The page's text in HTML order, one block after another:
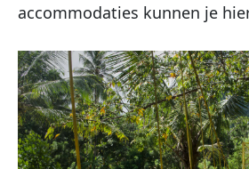
accommodaties kunnen je